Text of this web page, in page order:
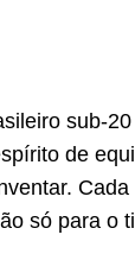
sub-
de
só para o